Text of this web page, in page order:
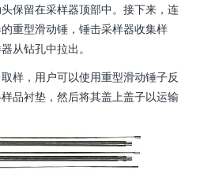
保留在采样器顶部中。接下来，连
重型滑动锤，锤击采样器收集样
从钻孔中拉出。
样，用户可以使用重型滑动锤子反
品衬垫，然后将其盖上盖子以运输